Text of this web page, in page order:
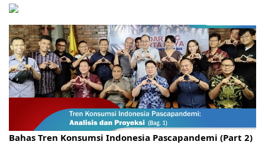
Gelar Kopdar, KBC Jakarta Raya Hadirkan Pakar Ritel
Bahas Tren Konsumsi Indonesia Pascapandemi (Part 2)